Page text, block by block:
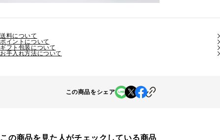
送料について
ポイントについて
ギフト包装について
お手入れ方法について
この商品をシェア
この商品を見た人がチェックしている商品